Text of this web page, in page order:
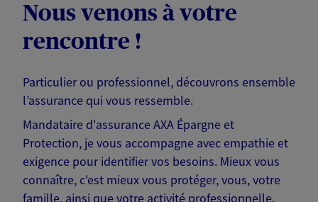
Nous venons à votre
rencontre !
Particulier ou professionnel, découvrons ensemble
l’assurance qui vous ressemble.
Mandataire d'assurance AXA Épargne et
Protection, je vous accompagne avec empathie et
exigence pour identifier vos besoins. Mieux vous
connaître, c'est mieux vous protéger, vous, votre
famille, ainsi que votre activité professionnelle.